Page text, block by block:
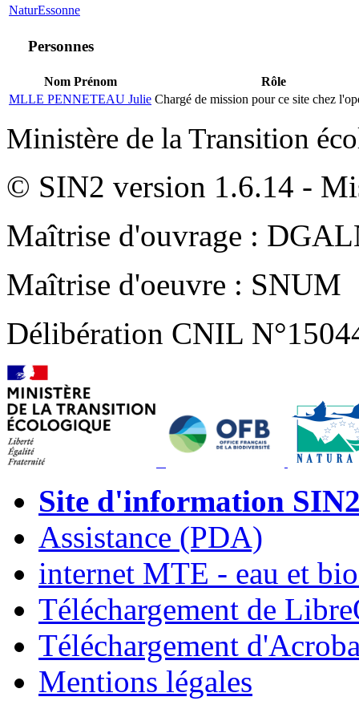
NaturEssonne
Personnes
Nom Prénom
Rôle
MLLE PENNETEAU Julie Chargé de mission pour ce site chez
Ministère de la Transition
© SIN2 version 1.6.14 -
Maîtrise d'ouvrage :
Maîtrise d'oeuvre : SNUM
Délibération CNIL
Site d'information
Assistance (PDA)
internet MTE - eau et
Téléchargement de
Téléchargement
Mentions légales